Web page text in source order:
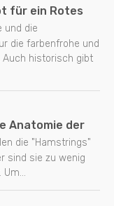
für ein Rotes
und die
die farbenfrohe und
Auch historisch gibt
Anatomie der
die "Hamstrings"
sind sie zu wenig